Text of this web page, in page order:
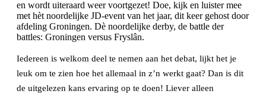
en wordt uiteraard weer voortgezet! Doe, kijk en luister mee
met hèt noordelijke JD-event van het jaar, dit keer gehost door
afdeling Groningen. Dè noordelijke derby, de battle der
battles: Groningen versus Fryslân.
Iedereen is welkom deel te nemen aan het debat, lijkt het je
leuk om te zien hoe het allemaal in z’n werkt gaat? Dan is dit
de uitgelezen kans ervaring op te doen! Liever alleen